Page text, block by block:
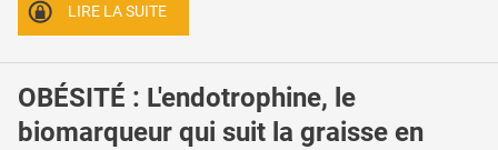
LIRE LA SUITE
OBÉSITÉ : L'endotrophine, le
biomarqueur qui suit la graisse en